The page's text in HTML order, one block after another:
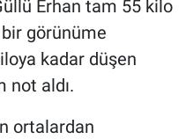
Erhan tam 55 kilo
görünüme
kadar düşen
not aldı.
ortalardan